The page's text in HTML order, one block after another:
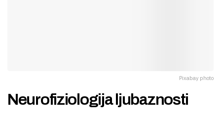
Pixabay photo
Neurofiziologija ljubaznosti